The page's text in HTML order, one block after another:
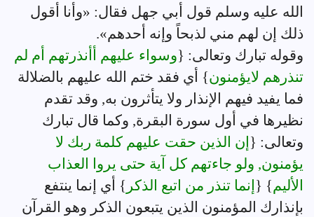
الله عليه وسلم قول أبي جهل فقال: «وأنا أقول
ذلك إن لهم مني لذبحاً وإنه أحدهم».
وقوله تبارك وتعالى: {وسواء عليهم أأنذرتهم أم لم
تنذرهم لايؤمنون} أي فقد ختم الله عليهم بالضلالة
فما يفيد فيهم الإنذار ولا يتأثرون به, وقد تقدم
نظيرها في أول سورة البقرة, وكما قال تبارك
وتعالى: { إن الذين حقت عليهم كلمة ربك لا
يؤمنون, ولو جاءتهم كل آية حتى يروا العذاب
الأليم} { إنما تنذر من اتبع الذكر } أي إنما ينتفع
بإنذارك المؤمنون الذين يتبعون الذكر وهو القرآن